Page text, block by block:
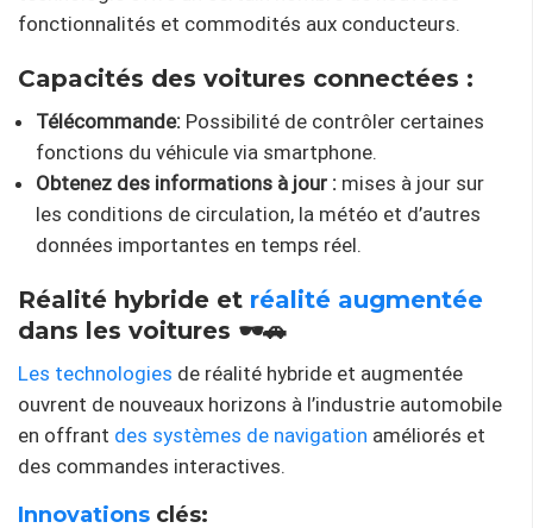
fonctionnalités et commodités aux conducteurs.
Capacités des voitures connectées :
Télécommande: Possibilité de contrôler certaines
fonctions du véhicule via smartphone.
Obtenez des informations à jour : mises à jour sur
les conditions de circulation, la météo et d’autres
données importantes en temps réel.
Réalité hybride et réalité augmentée
dans les voitures 🕶️🚗
Les technologies de réalité hybride et augmentée
ouvrent de nouveaux horizons à l’industrie automobile
en offrant des systèmes de navigation améliorés et
des commandes interactives.
Innovations clés: